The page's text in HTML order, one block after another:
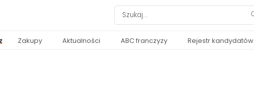
Zakupy Aktualności ABC franczyzy Rejestr kandydatów